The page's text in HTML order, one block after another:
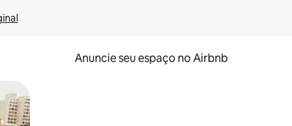
Anuncie seu espaço no Airbnb